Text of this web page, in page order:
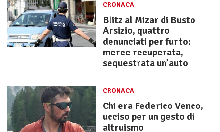
CRONACA
Blitz al Mizar di Busto
Arsizio, quattro
denunciati per furto:
merce recuperata,
sequestrata un’auto
CRONACA
Chi era Federico Venco,
ucciso per un gesto di
altruismo